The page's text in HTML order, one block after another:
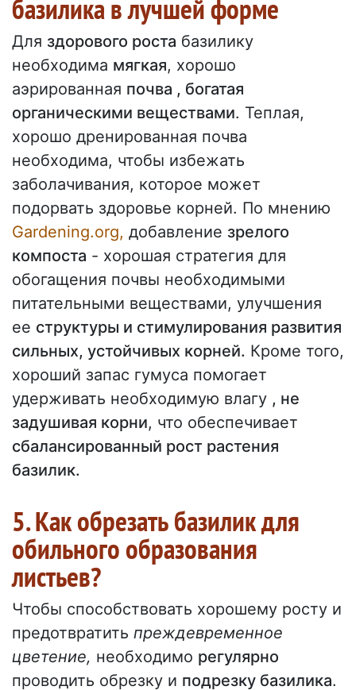
базилика в лучшей форме
Для здорового роста базилику
необходима мягкая, хорошо
аэрированная почва , богатая
органическими веществами. Теплая,
хорошо дренированная почва
необходима, чтобы избежать
заболачивания, которое может
подорвать здоровье корней. По мнению
Gardening.org, добавление зрелого
компоста - хорошая стратегия для
обогащения почвы необходимыми
питательными веществами, улучшения
ее структуры и стимулирования развития
сильных, устойчивых корней. Кроме того,
хороший запас гумуса помогает
удерживать необходимую влагу , не
задушивая корни, что обеспечивает
сбалансированный рост растения
базилик.
5. Как обрезать базилик для
обильного образования
листьев?
Чтобы способствовать хорошему росту и
предотвратить преждевременное
цветение, необходимо регулярно
проводить обрезку и подрезку базилика.